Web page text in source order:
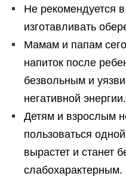
Не рекомендуется
изготавливать
Мамам и папам
напиток после
безвольным и
негативной энергии.
Детям и взрослым
пользоваться
вырастет и станет
слабохарактерным.